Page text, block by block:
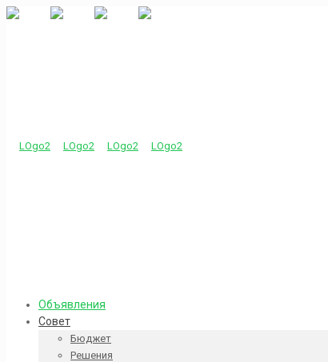
Объявления
Совет
Бюджет
Решения